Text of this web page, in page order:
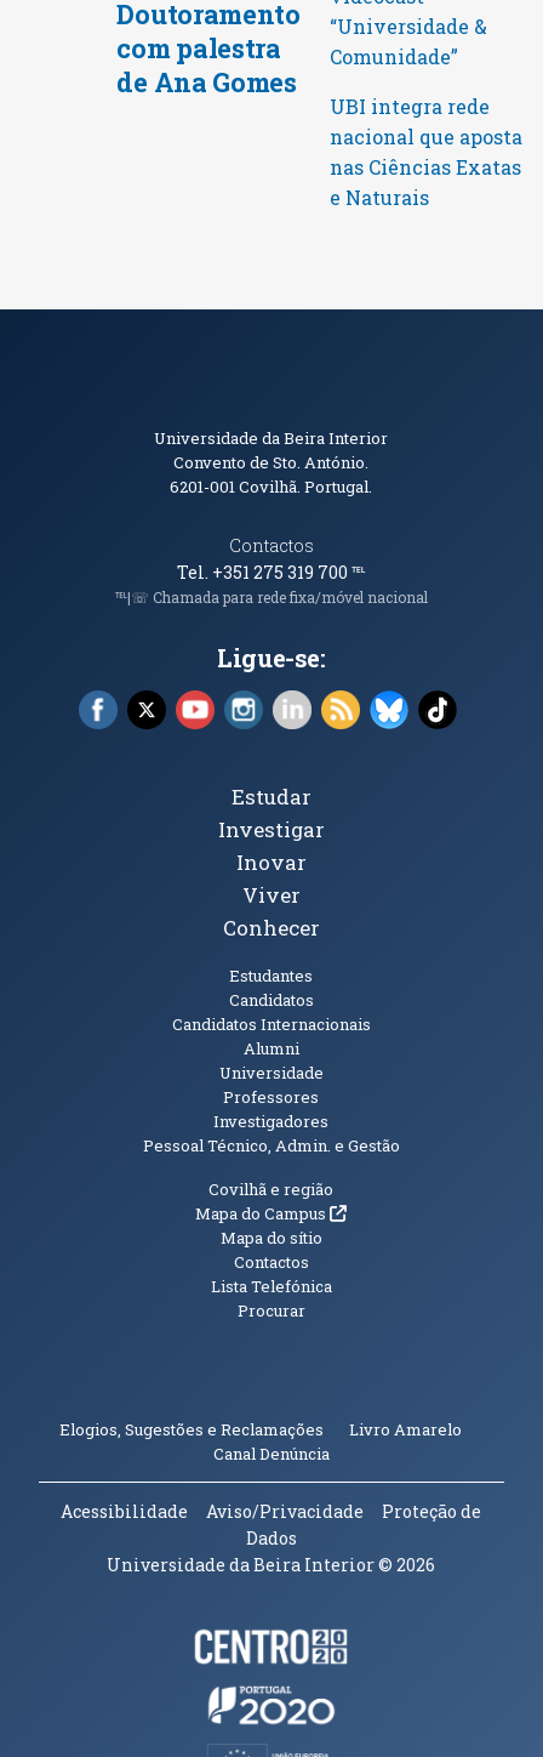
Doutoramento
com palestra
de Ana Gomes
“Universidade &
Comunidade”
UBI integra rede
nacional que aposta
nas Ciências Exatas
e Naturais
Informações de Contacto
Universidade da Beira Interior
Convento de Sto. António.
6201-001Covilhã. Portugal.
Contactos
Tel. +351 275 319 700℡
℡|☏ Chamada para rede fixa/móvel nacional
Ligue-se:
Facebook (abre em nova janela)
X (abre em nova janela)
YouTube (abre em nova janela)
Instagram (abre em nova janela)
LinkedIn (abre em nova
RSS (abre em nova
Bluesky (abre
TikTok
Tópicos Principais
Estudar
Investigar
Inovar
Viver
Conhecer
Estudantes
Candidatos
Candidatos Internacionais
Alumni
Universidade
Professores
Investigadores
Pessoal Técnico, Admin. e Gestão
Informações Adicionais
Covilhã e região
Mapa do Campus(abre em nova janela)
Mapa do sítio
Contactos
Lista Telefónica
Procurar
Elogios, Sugestões e Reclamações Livro Amarelo
Canal Denúncia(abre em nova janela)
Acessibilidade Aviso/Privacidade
Proteção de
Dados
Universidade da Beira Interior© 2026
Parceiros e Financiadores